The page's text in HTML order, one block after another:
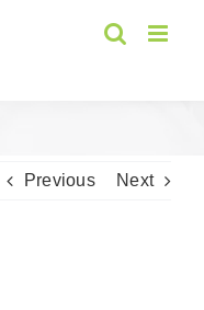
Previous Next